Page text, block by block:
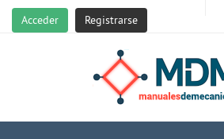
Acceder Registrarse